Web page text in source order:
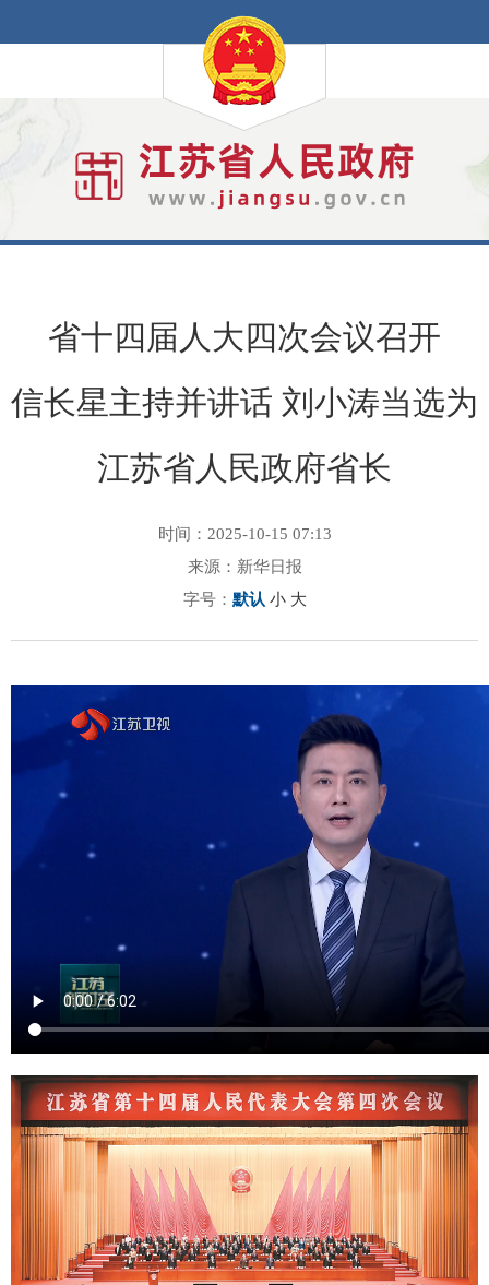
省十四届人大四次会议召开
信长星主持并讲话 刘小涛当选为
江苏省人民政府省长
时间：2025-10-15 07:13
来源：新华日报
字号： 默认 小 大